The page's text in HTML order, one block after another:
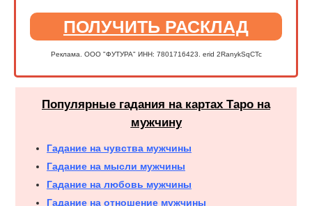
ПОЛУЧИТЬ РАСКЛАД
Реклама. ООО "ФУТУРА" ИНН: 7801716423. erid 2RanykSqCTc
Популярные гадания на картах Таро на
мужчину
Гадание на чувства мужчины
Гадание на мысли мужчины
Гадание на любовь мужчины
Гадание на отношение мужчины